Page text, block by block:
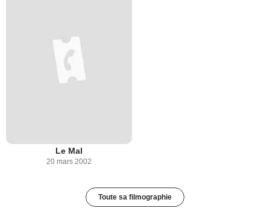
Le Mal
20 mars 2002
Toute sa filmographie